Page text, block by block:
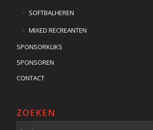
SOFTBALHEREN
MIXED RECREANTEN
SPONSORKLIKS
SPONSOREN
CONTACT
ZOEKEN